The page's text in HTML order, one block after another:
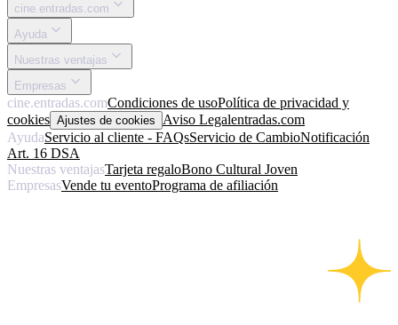
cine.entradas.com
Ayuda
Nuestras ventajas
Empresas
cine.entradas.comCondiciones de usoPolítica de privacidad y
cookies Ajustes de cookies Aviso Legalentradas.com
AyudaServicio al cliente - FAQsServicio de CambioNotificación
Art. 16 DSA
Nuestras ventajasTarjeta regaloBono Cultural Joven
EmpresasVende tu eventoPrograma de afiliación